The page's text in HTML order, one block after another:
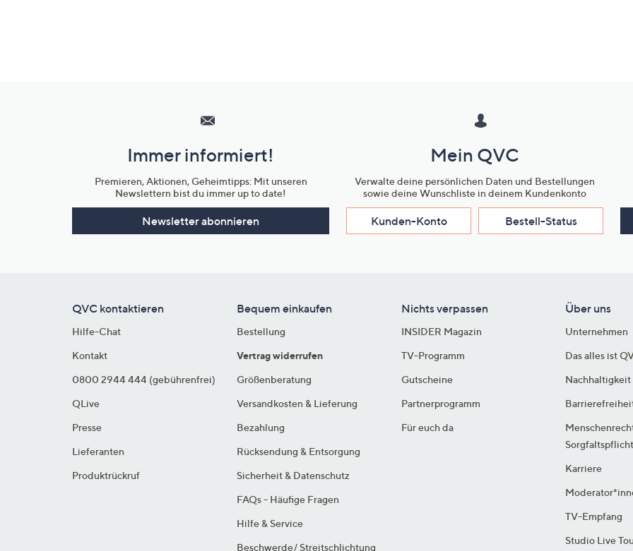
Unternehmensinformationen
Immer informiert!
Premieren, Aktionen, Geheimtipps: Mit unseren
Newslettern bist du immer up to date!
Newsletter abonnieren
Mein QVC
Verwalte deine persönlichen Daten und Bestellungen
sowie deine Wunschliste in deinem Kundenkonto
Kunden-Konto Bestell-Status
QVC kontaktieren
Hilfe-Chat
Kontakt
0800 2944 444 (gebührenfrei)
QLive
Presse
Lieferanten
Produktrückruf
Bequem einkaufen
Bestellung
Vertrag widerrufen
Größenberatung
Versandkosten & Lieferung
Bezahlung
Rücksendung & Entsorgung
Sicherheit & Datenschutz
FAQs - Häufige Fragen
Hilfe & Service
Beschwerde/ Streitschlichtung
Nichts verpassen
INSIDER Magazin
TV-Programm
Gutscheine
Partnerprogramm
Für euch da
Über uns
Unternehmen
Das alles ist
Nachhaltigkeit
Karriere
TV-Empfang
Studio Live